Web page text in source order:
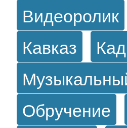
Видеоролик
Кавказ
Обручение